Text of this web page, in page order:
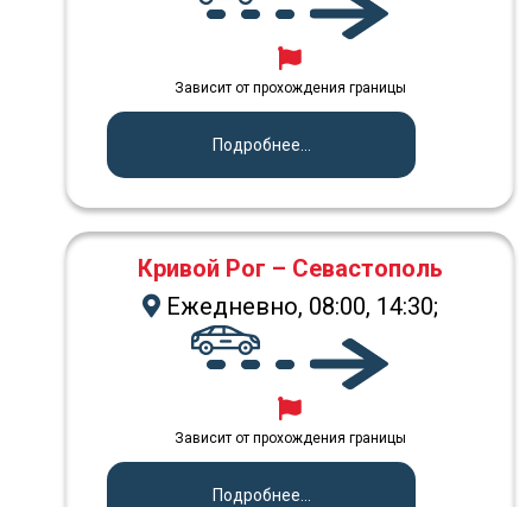
Зависит от прохождения границы
Подробнее...
Кривой Рог – Севастополь
Ежедневно, 08:00, 14:30;
Зависит от прохождения границы
Подробнее...